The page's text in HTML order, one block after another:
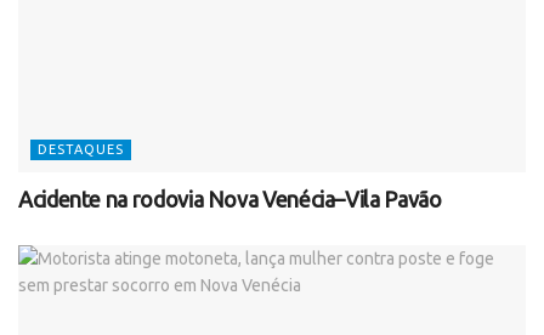
DESTAQUES
Acidente na rodovia Nova Venécia–Vila Pavão